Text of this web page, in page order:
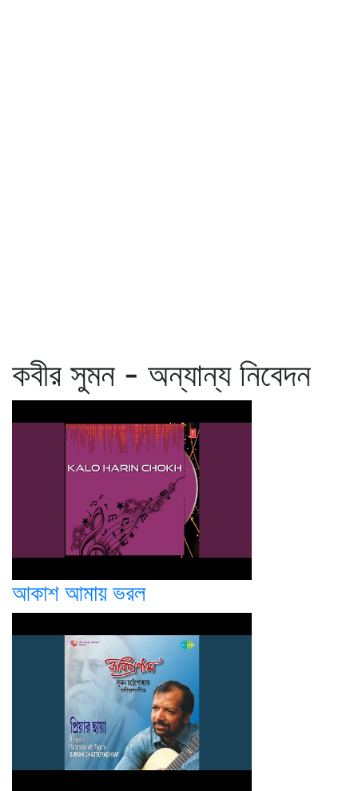
কবীর সুমন - অন্যান্য নিবেদন
আকাশ আমায় ভরল